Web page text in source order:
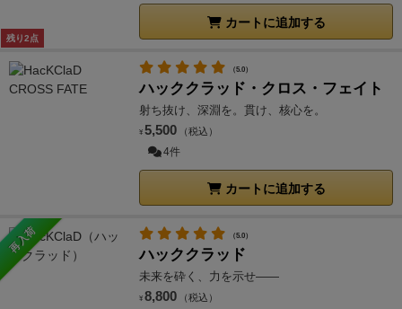
残り2点
カートに追加する
（5.0）
ハッククラッド・クロス・フェイト
射ち抜け、深淵を。貫け、核心を。
¥ 5,500 （税込）
4件
カートに追加する
再入荷 （5.0）
ハッククラッド
未来を砕く、力を示せ――
¥ 8,800 （税込）